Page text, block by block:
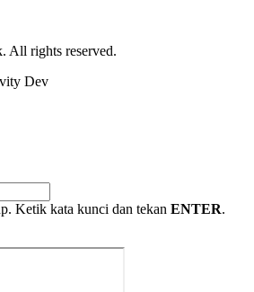
All rights reserved.
Dev
Ketik kata kunci dan tekan ENTER.